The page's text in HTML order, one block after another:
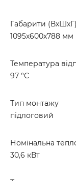
Габарити (ВхШхГ)
1095х600х788 мм
Температура
97 °С
Тип монтажу
підлоговий
Номінальна
30,6 кВт